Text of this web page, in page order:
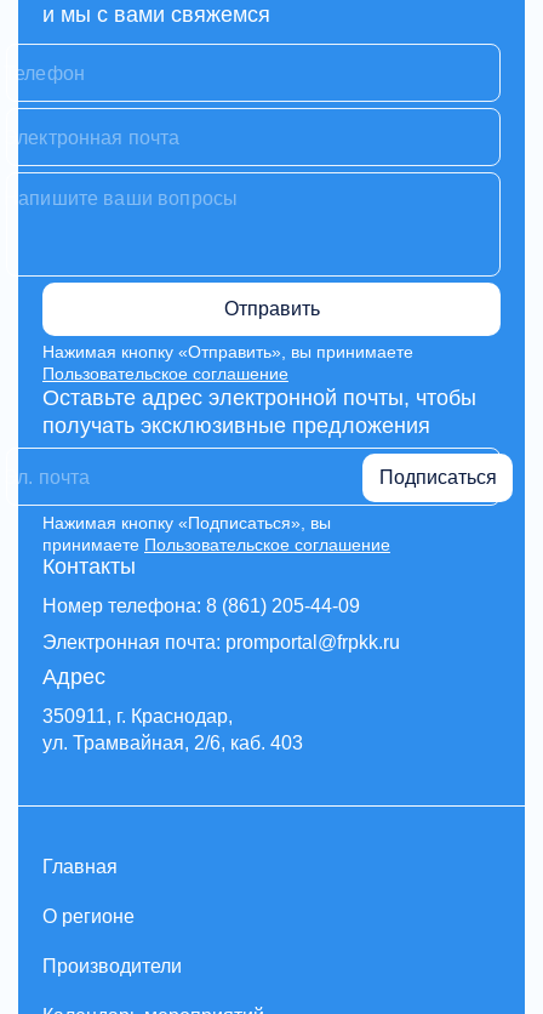
Контакты
Номер телефона: 8 (861) 205-44-09
Электронная почта: promportal@frpkk.ru
Адрес
350911, г. Краснодар,
ул. Трамвайная, 2/6, каб. 403
и мы с вами свяжемся
Отправить
Нажимая кнопку «Отправить», вы принимаете
Пользовательское соглашение
Оставьте адрес электронной почты, чтобы
получать эксклюзивные предложения
Подписаться
Нажимая кнопку «Подписаться», вы
принимаете Пользовательское соглашение
Главная
О регионе
Производители